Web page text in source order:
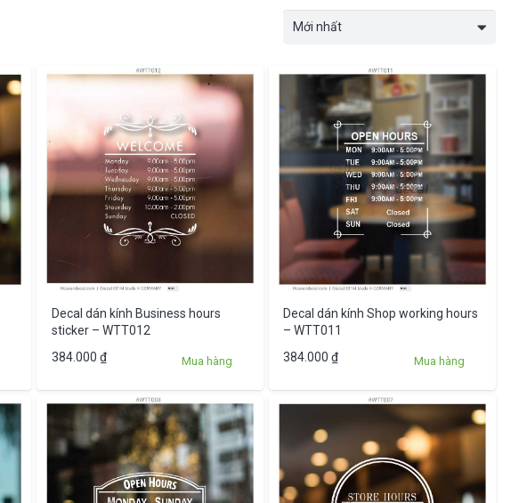
Decal dán kính Business hours
sticker – WTT012
384.000 ₫ Mua hàng
Decal dán kính Shop working hours
– WTT011
384.000₫ Mua hàng